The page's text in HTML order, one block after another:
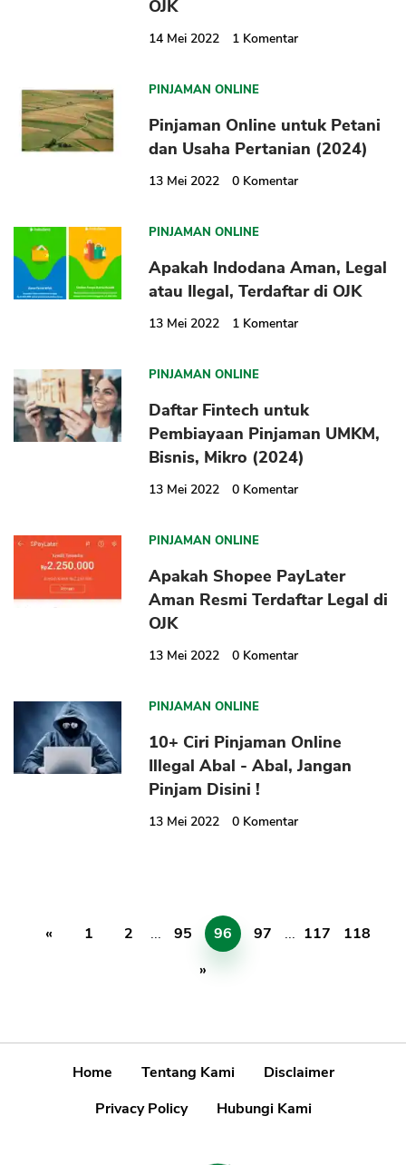
OJK
14 Mei 2022 1 Komentar
PINJAMAN ONLINE
Pinjaman Online untuk Petani
dan Usaha Pertanian (2024)
13 Mei 2022 0 Komentar
PINJAMAN ONLINE
Apakah Indodana Aman, Legal
atau Ilegal, Terdaftar di OJK
13 Mei 2022 1 Komentar
PINJAMAN ONLINE
Daftar Fintech untuk
Pembiayaan Pinjaman UMKM,
Bisnis, Mikro (2024)
13 Mei 2022 0 Komentar
PINJAMAN ONLINE
Apakah Shopee PayLater
Aman Resmi Terdaftar Legal di
OJK
13 Mei 2022 0 Komentar
PINJAMAN ONLINE
10+ Ciri Pinjaman Online
Illegal Abal - Abal, Jangan
Pinjam Disini !
13 Mei 2022 0 Komentar
« 1 2 ... 95 96 97 ... 117
118
»
Home Tentang Kami
Disclaimer
Privacy Policy
Hubungi Kami